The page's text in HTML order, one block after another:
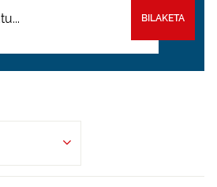
BILAKETA